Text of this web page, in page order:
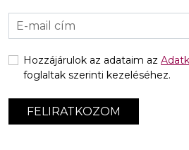
FELIRATKOZOM
Hozzájárulok az adataim az
foglaltak szerinti kezeléséhez.